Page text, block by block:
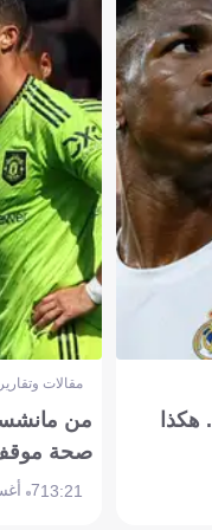
مقالات
من
صحة موقف
13:217 أغسطس 2026